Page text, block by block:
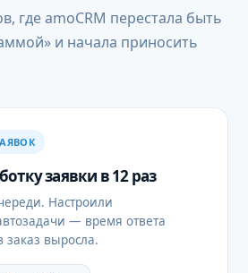
где amoCRM перестала быть
и начала приносить
заявки в 12 раз
Настроили
— время ответа
заказ выросла.